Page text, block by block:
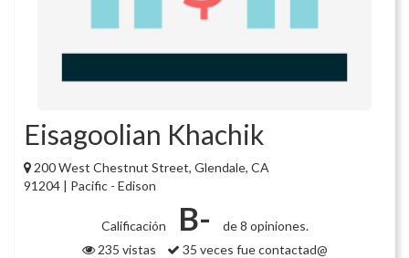
Eisagoolian Khachik
200 West Chestnut Street, Glendale, CA
91204 | Pacific - Edison
Calificación B-
de 8 opiniones.
235 vistas
35 veces fue contactad@